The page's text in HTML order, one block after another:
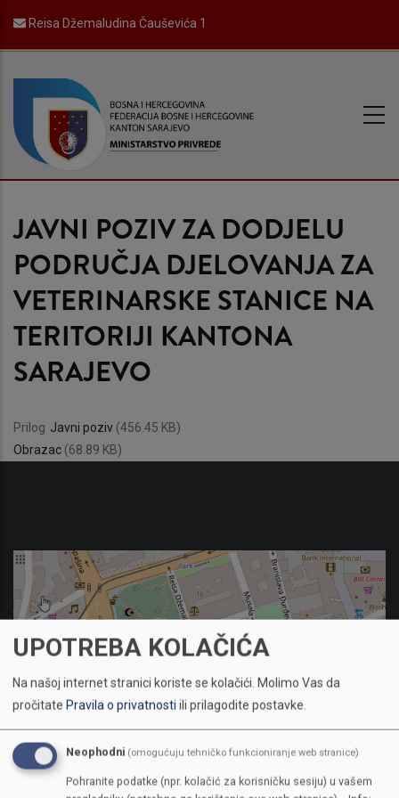
main
content
Reisa Džemaludina Čauševića 1
JAVNI POZIV ZA DODJELU
PODRUČJA DJELOVANJA ZA
VETERINARSKE STANICE NA
TERITORIJI KANTONA
SARAJEVO
Prilog Javni poziv (456.45 KB)
Obrazac (68.89 KB)
UPOTREBA KOLAČIĆA
Na našoj internet stranici koriste se kolačići. Molimo Vas da
pročitate Pravila o privatnostiili prilagodite postavke.
Neophodni (omogućuju tehničko funkcioniranje web stranice)
Pohranite podatke (npr. kolačić za korisničku sesiju) u vašem